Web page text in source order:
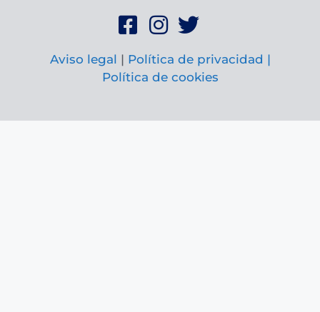
Aviso legal | Política de privacidad |
Política de cookies